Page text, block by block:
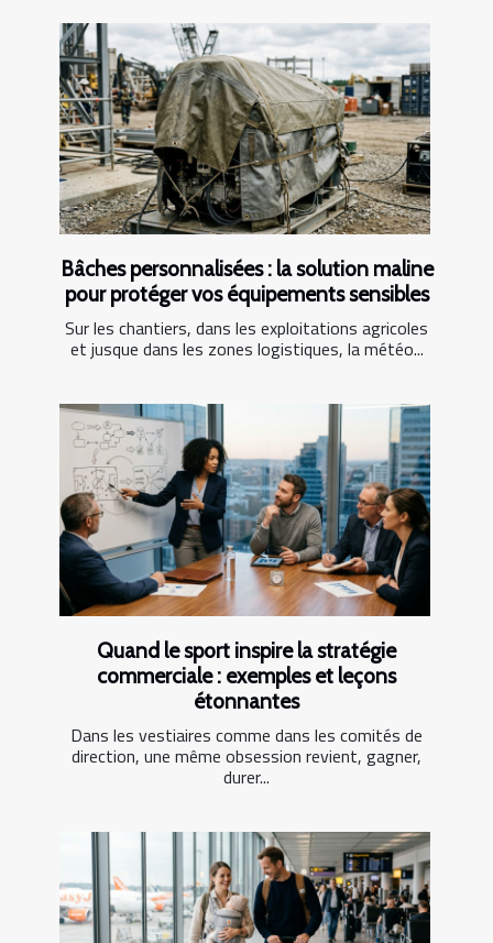
Bâches personnalisées : la solution maline
pour protéger vos équipements sensibles
Sur les chantiers, dans les exploitations agricoles
et jusque dans les zones logistiques, la météo...
Quand le sport inspire la stratégie
commerciale : exemples et leçons
étonnantes
Dans les vestiaires comme dans les comités de
direction, une même obsession revient, gagner,
durer...